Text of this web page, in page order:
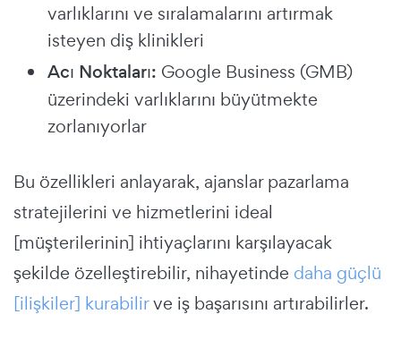
varlıklarını ve sıralamalarını artırmak
isteyen diş klinikleri
Acı Noktaları: Google Business (GMB)
üzerindeki varlıklarını büyütmekte
zorlanıyorlar
Bu özellikleri anlayarak, ajanslar pazarlama
stratejilerini ve hizmetlerini ideal
[müşterilerinin] ihtiyaçlarını karşılayacak
şekilde özelleştirebilir, nihayetinde daha güçlü
[ilişkiler] kurabilirve iş başarısını artırabilirler.